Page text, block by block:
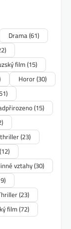
Drama(61)
film(15)
Horor(30)
(15)
(23)
(12)
vztahy(30)
(23)
film (72)